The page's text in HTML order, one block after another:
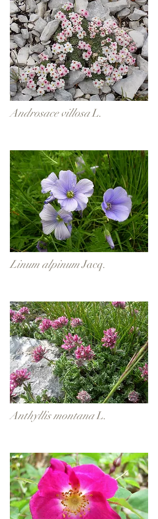
Androsace villosaL.
Linum alpinumJacq.
Anthyllis montanaL.